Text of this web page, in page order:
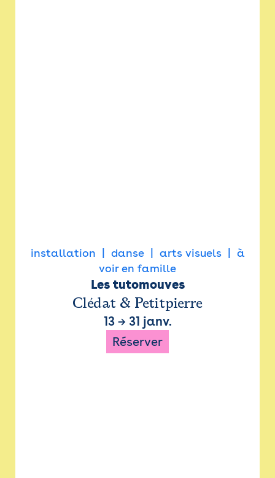
installation danse arts visuels
à
voir en famille
Les tutomouves
Clédat & Petitpierre
13→ 31 janv.
Réserver